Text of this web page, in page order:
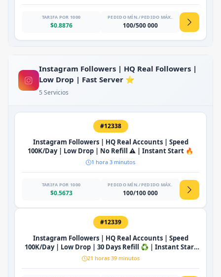
TARIFA POR 1000
$0.8876
PEDIDO MÍN./PEDIDO MÁX.
100/500 000
Instagram Followers | HQ Real Followers |
Low Drop | Fast Server ⭐
5 Servicios
#12338
Instagram Followers | HQ Real Accounts | Speed
100K/Day | Low Drop | No Refill ⚠️ | Instant Start 🔥
1 hora 3 minutos
TARIFA POR 1000
$0.5673
PEDIDO MÍN./PEDIDO MÁX.
100/100 000
#12339
Instagram Followers | HQ Real Accounts | Speed
100K/Day | Low Drop | 30 Days Refill ♻️ | Instant Start
🔥
21 horas 39 minutos